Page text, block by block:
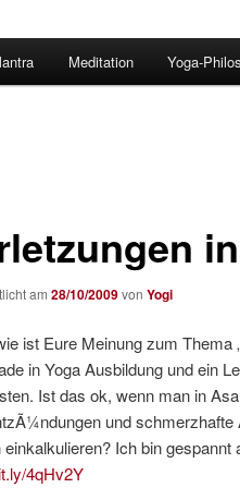
Meditation Yoga-
am 28/10/2009von Yogi
ist Eure Meinung zum Thema
in Yoga Ausbildung und ein
Ist das ok, wenn man in
und schmerzhafte
Ich bin gespannt
4qHv2Y